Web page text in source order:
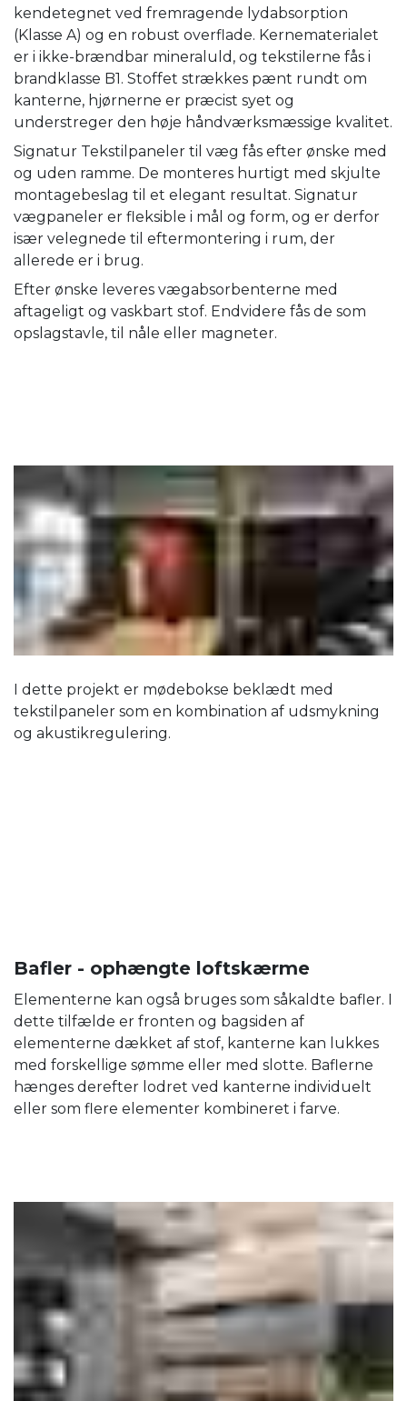
kendetegnet ved fremragende lydabsorption
(Klasse A) og en robust overflade. Kernematerialet
er i ikke-brændbar mineraluld, og tekstilerne fås i
brandklasse B1. Stoffet strækkes pænt rundt om
kanterne, hjørnerne er præcist syet og
understreger den høje håndværksmæssige kvalitet.
Signatur Tekstilpaneler til væg fås efter ønske med
og uden ramme. De monteres hurtigt med skjulte
montagebeslag til et elegant resultat. Signatur
vægpaneler er fleksible i mål og form, og er derfor
især velegnede til eftermontering i rum, der
allerede er i brug.
Efter ønske leveres vægabsorbenterne med
aftageligt og vaskbart stof. Endvidere fås de som
opslagstavle, til nåle eller magneter.
I dette projekt er mødebokse beklædt med
tekstilpaneler som en kombination af udsmykning
og akustikregulering.
Bafler - ophængte loftskærme
Elementerne kan også bruges som såkaldte bafler. I
dette tilfælde er fronten og bagsiden af ​​
elementerne dækket af stof, kanterne kan lukkes
med forskellige sømme eller med slotte. Baflerne
hænges derefter lodret ved kanterne individuelt
eller som flere elementer kombineret i farve.